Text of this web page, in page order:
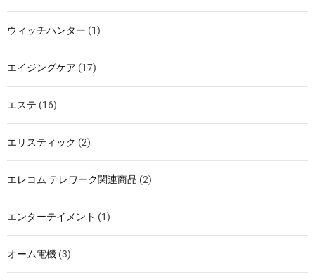
ウィッチハンター (1)
エイジングケア (17)
エステ (16)
エリスティック (2)
エレコム テレワーク関連商品 (2)
エンターテイメント (1)
オーム電機 (3)